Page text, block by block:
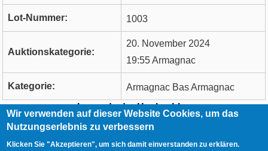
Lot-Nummer: 1003
Auktionskategorie:
20. November 2024
19:55 Armagnac
Kategorie:
Armagnac Bas Armagnac
Legende der Hochzahlen
RCA
Kontakt
Wir verwenden auf dieser Website Cookies, um das
Nutzungserlebnis zu verbessern
Klicken Sie "Akzeptieren", um sich damit einverstanden zu erklären.